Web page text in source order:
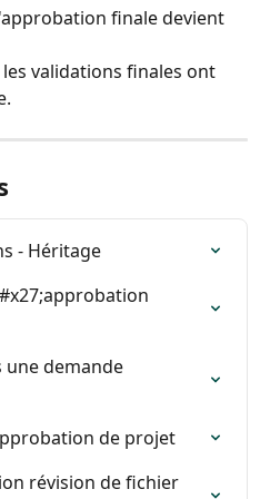
finale devient
validations finales ont
- Héritage
une demande
de projet
révision de fichier